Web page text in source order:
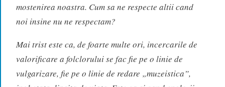
mostenirea noastra. Cum sa ne respecte altii cand
noi insine nu ne respectam?
Mai trist este ca, de foarte multe ori, incercarile de
valorificare a folclorului se fac fie pe o linie de
vulgarizare, fie pe o linie de redare „muzeistica”,